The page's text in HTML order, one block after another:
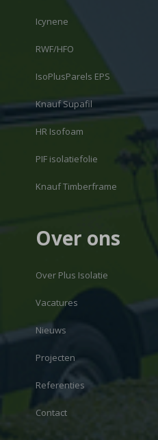
Icynene
RWF/HFO
IsoPlusParels EPS
Knauf Supafil
HR Isofoam
PIF isolatiefolie
Knauf Timberframe
Over ons
Over Plus Isolatie
Vacatures
Nieuws
Projecten
Referenties
Contact